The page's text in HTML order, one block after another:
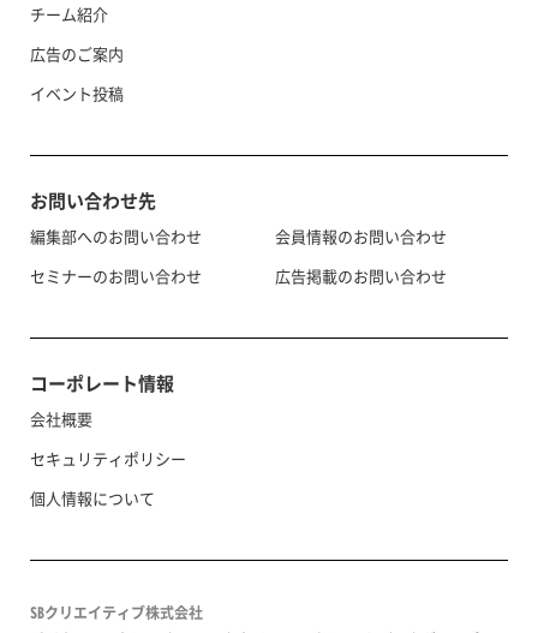
チーム紹介
広告のご案内
イベント投稿
お問い合わせ先
編集部へのお問い合わせ
セミナーのお問い合わせ
会員情報のお問い合わせ
広告掲載のお問い合わせ
コーポレート情報
会社概要
セキュリティポリシー
個人情報について
SBクリエイティブ株式会社